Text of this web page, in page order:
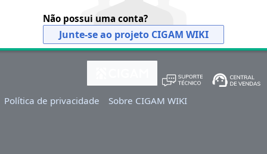
Não possui uma conta?
Junte-se ao projeto CIGAM WIKI
Política de privacidade Sobre CIGAM WIKI